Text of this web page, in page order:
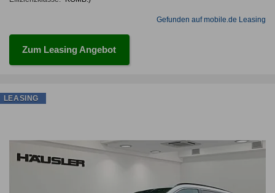
Gefunden auf mobile.de Leasing
Zum Leasing Angebot
LEASING